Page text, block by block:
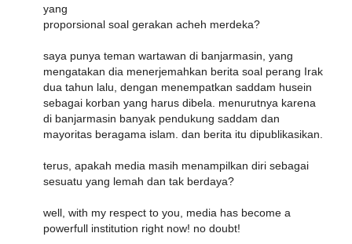
yang
proporsional soal gerakan acheh merdeka?
saya punya teman wartawan di banjarmasin, yang
mengatakan dia menerjemahkan berita soal perang Irak
dua tahun lalu, dengan menempatkan saddam husein
sebagai korban yang harus dibela. menurutnya karena
di banjarmasin banyak pendukung saddam dan
mayoritas beragama islam. dan berita itu dipublikasikan.
terus, apakah media masih menampilkan diri sebagai
sesuatu yang lemah dan tak berdaya?
well, with my respect to you, media has become a
powerfull institution right now! no doubt!